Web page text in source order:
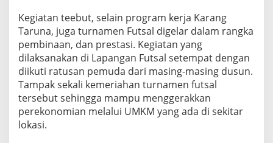
Kegiatan teebut, selain program kerja Karang
Taruna, juga turnamen Futsal digelar dalam rangka
pembinaan, dan prestasi. Kegiatan yang
dilaksanakan di Lapangan Futsal setempat dengan
diikuti ratusan pemuda dari masing-masing dusun.
Tampak sekali kemeriahan turnamen futsal
tersebut sehingga mampu menggerakkan
perekonomian melalui UMKM yang ada di sekitar
lokasi.